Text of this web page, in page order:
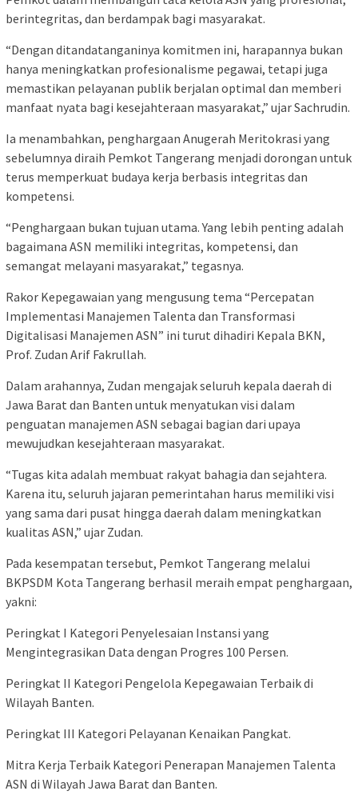
berintegritas, dan berdampak bagi masyarakat.
“Dengan ditandatanganinya komitmen ini, harapannya bukan
hanya meningkatkan profesionalisme pegawai, tetapi juga
memastikan pelayanan publik berjalan optimal dan memberi
manfaat nyata bagi kesejahteraan masyarakat,” ujar Sachrudin.
Ia menambahkan, penghargaan Anugerah Meritokrasi yang
sebelumnya diraih Pemkot Tangerang menjadi dorongan untuk
terus memperkuat budaya kerja berbasis integritas dan
kompetensi.
“Penghargaan bukan tujuan utama. Yang lebih penting adalah
bagaimana ASN memiliki integritas, kompetensi, dan
semangat melayani masyarakat,” tegasnya.
Rakor Kepegawaian yang mengusung tema “Percepatan
Implementasi Manajemen Talenta dan Transformasi
Digitalisasi Manajemen ASN” ini turut dihadiri Kepala BKN,
Prof. Zudan Arif Fakrullah.
Dalam arahannya, Zudan mengajak seluruh kepala daerah di
Jawa Barat dan Banten untuk menyatukan visi dalam
penguatan manajemen ASN sebagai bagian dari upaya
mewujudkan kesejahteraan masyarakat.
“Tugas kita adalah membuat rakyat bahagia dan sejahtera.
Karena itu, seluruh jajaran pemerintahan harus memiliki visi
yang sama dari pusat hingga daerah dalam meningkatkan
kualitas ASN,” ujar Zudan.
Pada kesempatan tersebut, Pemkot Tangerang melalui
BKPSDM Kota Tangerang berhasil meraih empat penghargaan,
yakni:
Peringkat I Kategori Penyelesaian Instansi yang
Mengintegrasikan Data dengan Progres 100 Persen.
Peringkat II Kategori Pengelola Kepegawaian Terbaik di
Wilayah Banten.
Peringkat III Kategori Pelayanan Kenaikan Pangkat.
Mitra Kerja Terbaik Kategori Penerapan Manajemen Talenta
ASN di Wilayah Jawa Barat dan Banten.